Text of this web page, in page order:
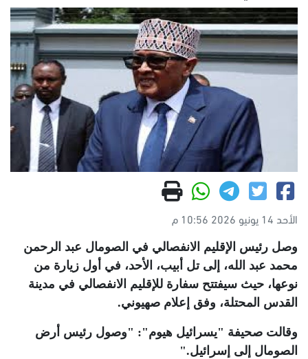
الأحد 14 يونيو 2026 10:56 م
وصل رئيس الإقليم الانفصالي في الصومال عبد الرحمن
محمد عبد الله، إلى تل أبيب، الأحد، في أول زيارة من
نوعها، حيث سيفتتح سفارة للإقليم الانفصالي في مدينة
القدس المحتلة، وفق إعلام صهيوني.
وقالت صحيفة "يسرائيل هيوم": "وصول رئيس أرض
الصومال إلى إسرائيل".